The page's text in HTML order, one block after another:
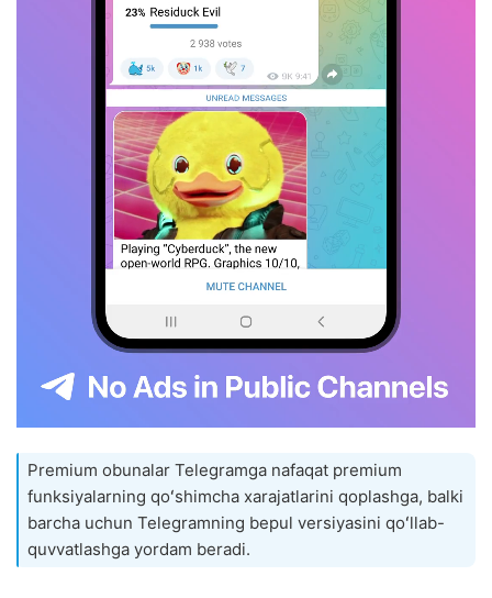
Premium obunalar Telegramga nafaqat premium
funksiyalarning qoʻshimcha xarajatlarini qoplashga, balki
barcha uchun Telegramning bepul versiyasini qoʻllab-
quvvatlashga yordam beradi.